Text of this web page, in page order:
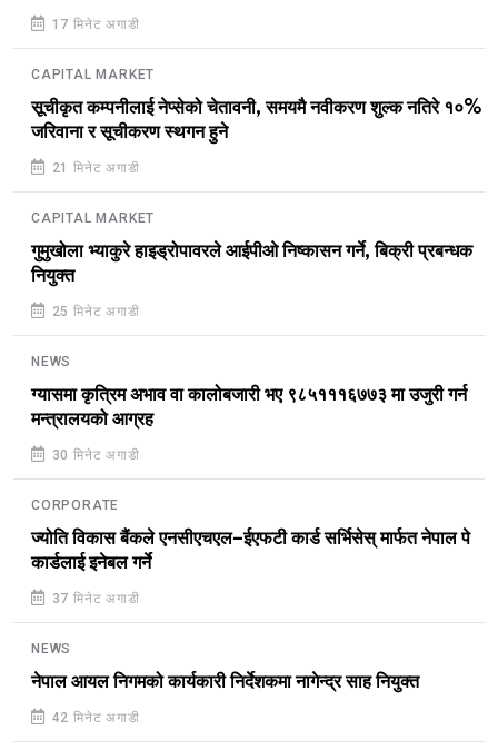
17 मिनेट अगाडी
CAPITAL MARKET
सूचीकृत कम्पनीलाई नेप्सेको चेतावनी, समयमै नवीकरण शुल्क नतिरे १०%
जरिवाना र सूचीकरण स्थगन हुने
21 मिनेट अगाडी
CAPITAL MARKET
गुमुखोला भ्याकुरे हाइड्रोपावरले आईपीओ निष्कासन गर्ने, बिक्री प्रबन्धक
नियुक्त
25 मिनेट अगाडी
NEWS
ग्यासमा कृत्रिम अभाव वा कालोबजारी भए ९८५१११६७७३ मा उजुरी गर्न
मन्त्रालयको आग्रह
30 मिनेट अगाडी
CORPORATE
ज्योति विकास बैंकले एनसीएचएल–ईएफटी कार्ड सर्भिसेस् मार्फत नेपाल पे
कार्डलाई इनेबल गर्ने
37 मिनेट अगाडी
NEWS
नेपाल आयल निगमको कार्यकारी निर्देशकमा नागेन्द्र साह नियुक्त
42 मिनेट अगाडी